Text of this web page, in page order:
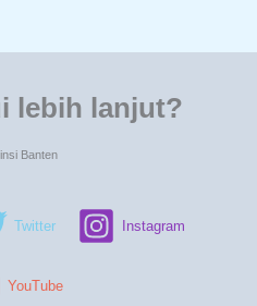
lebih lanjut?
Banten
Twitter Instagram
YouTube